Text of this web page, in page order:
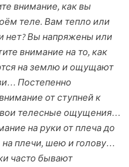
внимание, как вы
теле. Вам тепло или
нет? Вы напряжены или
внимание на то, как
на землю и ощущают
Постепенно
от ступней к
телесные ощущения…
на руки от плеча до
плечи, шею и голову…
часто бывают